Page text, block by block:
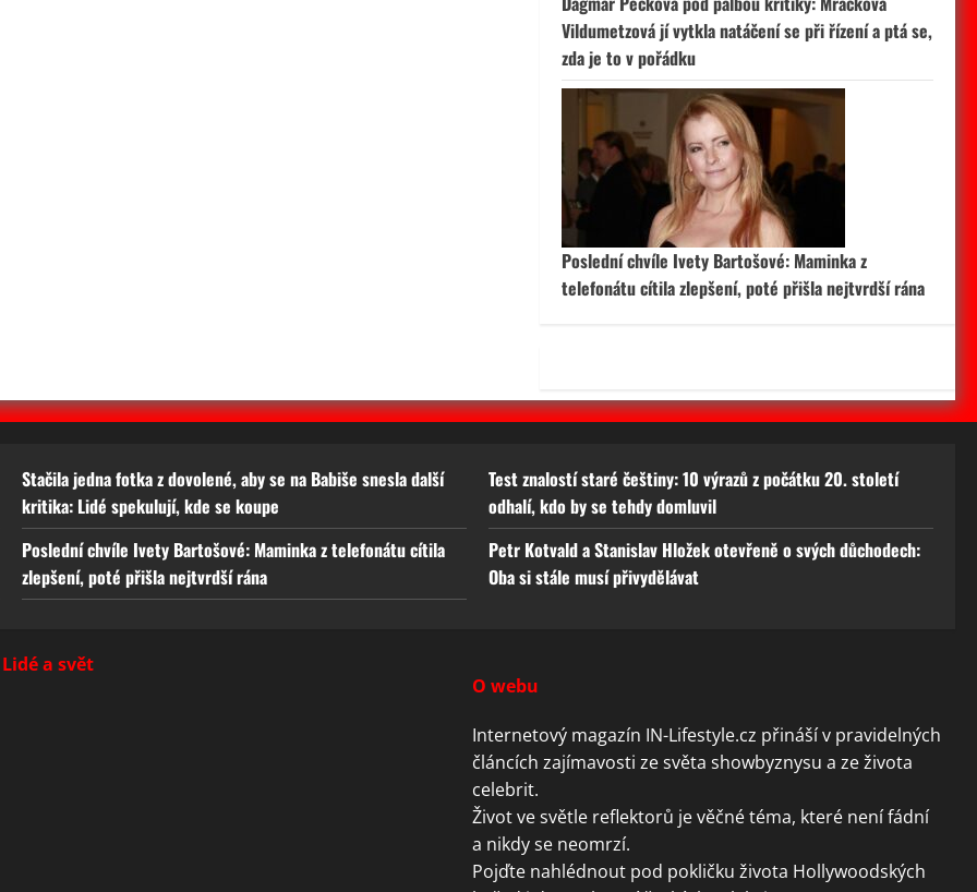
Vildumetzová jí vytkla natáčení se při řízení a ptá se,
zda je to v pořádku
Poslední chvíle Ivety Bartošové: Maminka z
telefonátu cítila zlepšení, poté přišla nejtvrdší rána
Stačila jedna fotka z dovolené, aby se na Babiše snesla další
kritika: Lidé spekulují, kde se koupe
Test znalostí staré češtiny: 10 výrazů z počátku 20. století
odhalí, kdo by se tehdy domluvil
Poslední chvíle Ivety Bartošové: Maminka z telefonátu cítila
zlepšení, poté přišla nejtvrdší rána
Petr Kotvald a Stanislav Hložek otevřeně o svých důchodech:
Oba si stále musí přivydělávat
Lidé a svět
O webu
Internetový magazín IN-Lifestyle.cz přináší v pravidelných
článcích zajímavosti ze světa showbyznysu a ze života
celebrit.
Život ve světle reflektorů je věčné téma, které není fádní
a nikdy se neomrzí.
Pojďte nahlédnout pod pokličku života Hollywoodských